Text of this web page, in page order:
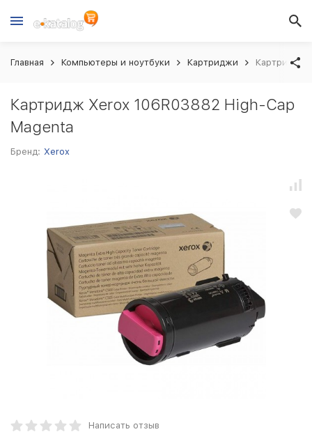
Главная Компьютеры и ноутбуки Картриджи Картридж
Картридж Xerox 106R03882 High-Cap
Magenta
Бренд: Xerox
Написать отзыв